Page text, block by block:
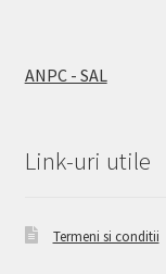
ANPC - SAL
Link-uri utile
Termeni si conditii